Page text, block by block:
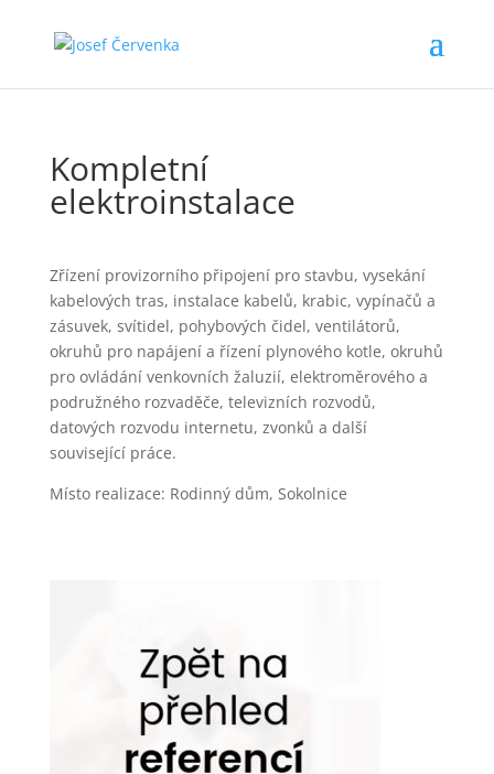
Kompletní
elektroinstalace
Zřízení provizorního připojení pro stavbu, vysekání
kabelových tras, instalace kabelů, krabic, vypínačů a
zásuvek, svítidel, pohybových čidel, ventilátorů,
okruhů pro napájení a řízení plynového kotle, okruhů
pro ovládání venkovních žaluzií, elektroměrového a
podružného rozvaděče, televizních rozvodů,
datových rozvodu internetu, zvonků a další
související práce.
Místo realizace: Rodinný dům, Sokolnice